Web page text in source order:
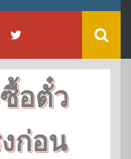
อตั๋ว
ก่อน